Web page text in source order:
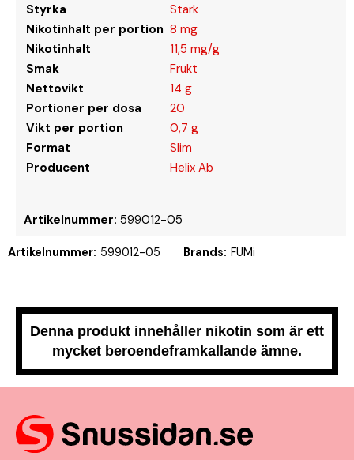
Styrka
Stark
Nikotinhalt per portion 8 mg
Nikotinhalt
11,5 mg/g
Smak
Frukt
Nettovikt
14 g
Portioner per dosa
20
Vikt per portion
0,7 g
Format
Slim
Producent
Helix Ab
Artikelnummer: 599012-05
Artikelnummer: 599012-05 Brands: FUMi
Denna produkt innehåller nikotin som är ett
mycket beroendeframkallande ämne.